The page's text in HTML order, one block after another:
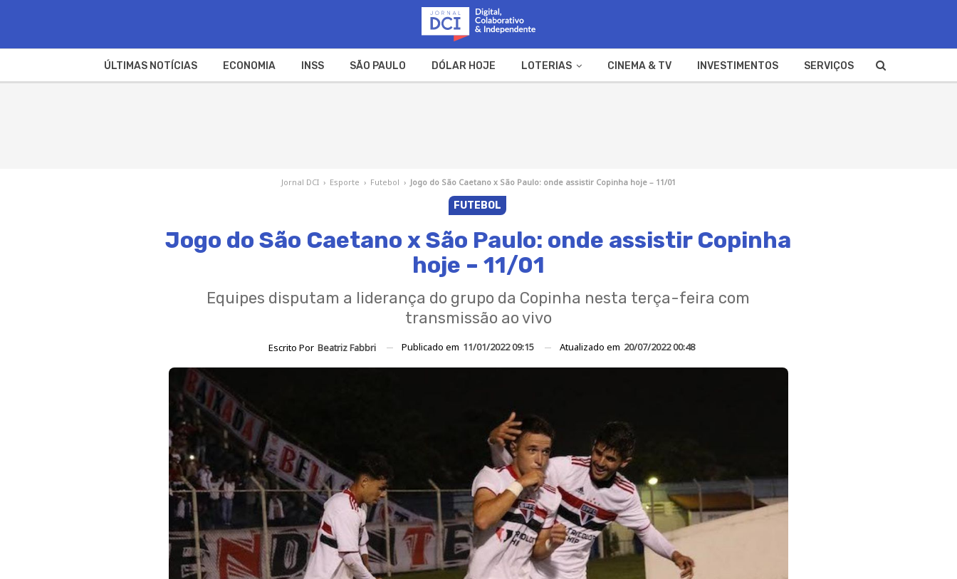
ÚLTIMAS NOTÍCIAS ECONOMIA INSS SÃO PAULO DÓLAR HOJE LOTERIAS CINEMA & TV INVESTIMENTOS SERVIÇOS
Jornal DCI › Esporte › Futebol › Jogo do São Caetano x São Paulo: onde assistir Copinha hoje – 11/01
FUTEBOL
Jogo do São Caetano x São Paulo: onde assistir Copinha
hoje – 11/01
Equipes disputam a liderança do grupo da Copinha nesta terça-feira com
transmissão ao vivo
Escrito Por Beatriz Fabbri Publicado em 11/01/2022 09:15 Atualizado em 20/07/2022 00:48